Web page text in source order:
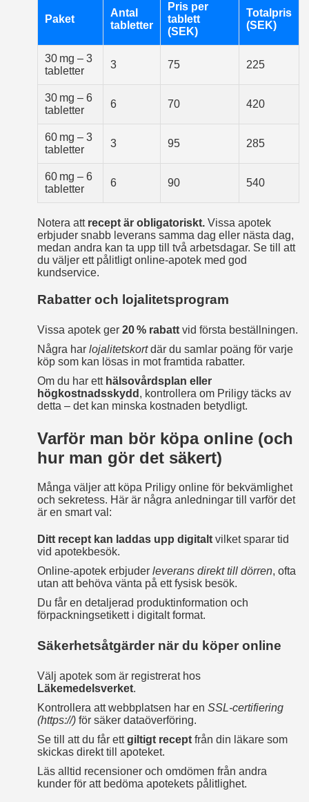
Paket
Antal
tabletter
Pris per
tablett
(SEK)
Totalpris
(SEK)
30 mg – 3
tabletter
3 75 225
30 mg – 6
tabletter
6 70 420
60 mg – 3
tabletter
3 95 285
60 mg – 6
tabletter
6 90 540
Notera att recept är obligatoriskt.Vissa apotek
erbjuder snabb leverans samma dag eller nästa dag,
medan andra kan ta upp till två arbetsdagar. Se till att
du väljer ett pålitligt online‑apotek med god
kundservice.
Rabatter och lojalitetsprogram
Vissa apotek ger 20 % rabattvid första beställningen.
Några har lojalitetskortdär du samlar poäng för varje
köp som kan lösas in mot framtida rabatter.
Om du har ett hälsovårdsplan eller
högkostnadsskydd , kontrollera om Priligy täcks av
detta – det kan minska kostnaden betydligt.
Varför man bör köpa online (och
hur man gör det säkert)
Många väljer att köpa Priligy online för bekvämlighet
och sekretess. Här är några anledningar till varför det
är en smart val:
Ditt recept kan laddas upp digitaltvilket sparar tid
vid apotekbesök.
Online‑apotek erbjuder leverans direkt till dörren, ofta
utan att behöva vänta på ett fysisk besök.
Du får en detaljerad produktinformation och
förpackningsetikett i digitalt format.
Säkerhetsåtgärder när du köper online
Välj apotek som är registrerat hos
Läkemedelsverket.
Kontrollera att webbplatsen har en SSL-certifiering
(https://)för säker dataöverföring.
Se till att du får ettgiltigt receptfrån din läkare som
skickas direkt till apoteket.
Läs alltid recensioner och omdömen från andra
kunder för att bedöma apotekets pålitlighet.